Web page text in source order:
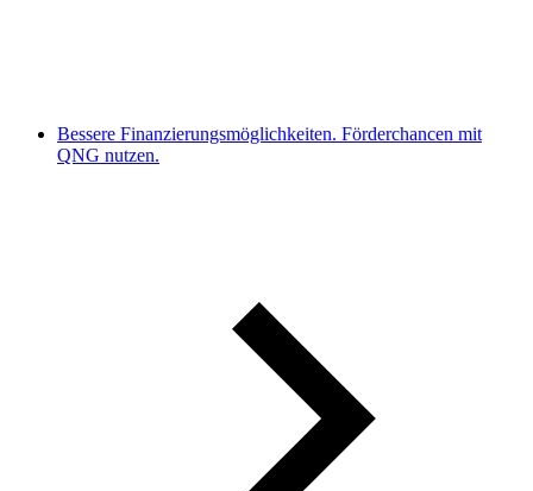
Bessere Finanzierungsmöglichkeiten. Förderchancen mit
QNG nutzen.